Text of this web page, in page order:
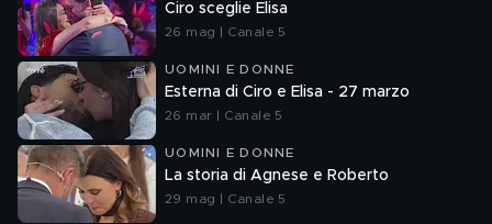
Ciro sceglie Elisa
26 mag | Canale 5
UOMINI E DONNE
Esterna di Ciro e Elisa - 27 marzo
26 mar | Canale 5
UOMINI E DONNE
La storia di Agnese e Roberto
29 mag | Canale 5